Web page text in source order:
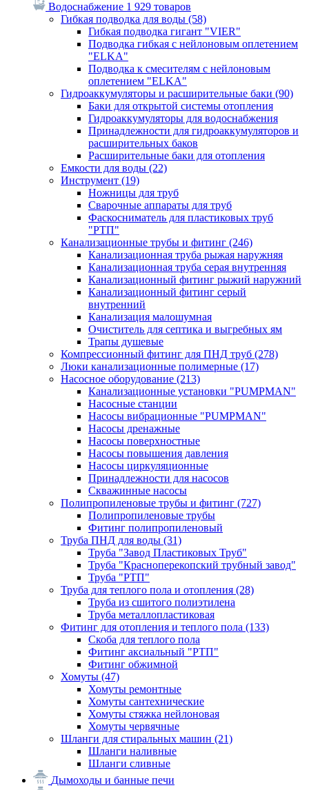
Водоснабжение 1 929 товаров
Гибкая подводка для воды (58)
Гибкая подводка гигант "VIER"
Подводка гибкая с нейлоновым оплетением
"ELKA"
Подводка к смесителям с нейлоновым
оплетением "ELKA"
Гидроаккумуляторы и расширительные баки (90)
Баки для открытой системы отопления
Гидроаккумуляторы для водоснабжения
Принадлежности для гидроаккумуляторов и
расширительных баков
Расширительные баки для отопления
Емкости для воды (22)
Инструмент (19)
Ножницы для труб
Сварочные аппараты для труб
Фаскосниматель для пластиковых труб
"РТП"
Канализационные трубы и фитинг (246)
Канализационная труба рыжая наружняя
Канализационная труба серая внутренняя
Канализационный фитинг рыжий наружний
Канализационный фитинг серый
внутренний
Канализация малошумная
Очиститель для септика и выгребных ям
Трапы душевые
Компрессионный фитинг для ПНД труб (278)
Люки канализационные полимерные (17)
Насосное оборудование (213)
Канализационные установки "PUMPMAN"
Насосные станции
Насосы вибрационные "PUMPMAN"
Насосы дренажные
Насосы поверхностные
Насосы повышения давления
Насосы циркуляционные
Принадлежности для насосов
Скважинные насосы
Полипропиленовые трубы и фитинг (727)
Полипропиленовые трубы
Фитинг полипропиленовый
Труба ПНД для воды (31)
Труба "Завод Пластиковых Труб"
Труба "Красноперекопский трубный завод"
Труба "РТП"
Труба для теплого пола и отопления (28)
Труба из сшитого полиэтилена
Труба металлопластиковая
Фитинг для отопления и теплого пола (133)
Скоба для теплого пола
Фитинг аксиальный "РТП"
Фитинг обжимной
Хомуты (47)
Хомуты ремонтные
Хомуты сантехнические
Хомуты стяжка нейлоновая
Хомуты червячные
Шланги для стиральных машин (21)
Шланги наливные
Шланги сливные
Дымоходы и банные печи